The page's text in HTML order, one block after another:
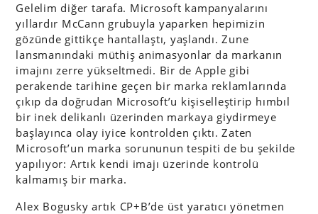
Gelelim diğer tarafa. Microsoft kampanyalarını
yıllardır McCann grubuyla yaparken hepimizin
gözünde gittikçe hantallaştı, yaşlandı. Zune
lansmanındaki müthiş animasyonlar da markanın
imajını zerre yükseltmedi. Bir de Apple gibi
perakende tarihine geçen bir marka reklamlarında
çıkıp da doğrudan Microsoft’u kişiselleştirip hımbıl
bir inek delikanlı üzerinden markaya giydirmeye
başlayınca olay iyice kontrolden çıktı. Zaten
Microsoft’un marka sorununun tespiti de bu şekilde
yapılıyor: Artık kendi imajı üzerinde kontrolü
kalmamış bir marka.
Alex Bogusky artık CP+B’de üst yaratıcı yönetmen